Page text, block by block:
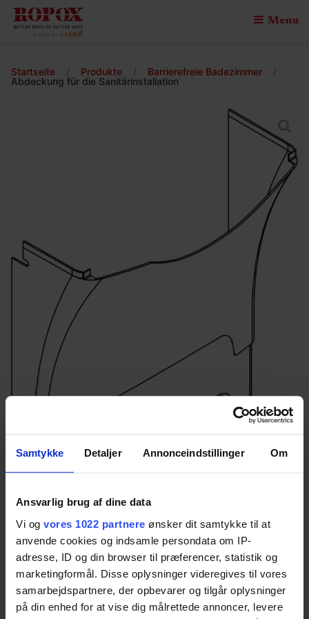
Samtykke Detaljer Annonceindstillinger Om
Ansvarlig brug af dine data
Vi og vores 1022 partnere ønsker dit samtykke til at
anvende cookies og indsamle persondata om IP-
adresse, ID og din browser til præferencer, statistik og
marketingformål. Disse oplysninger videregives til vores
samarbejdspartnere, der opbevarer og tilgår oplysninger
på din enhed for at vise dig målrettede annoncer, levere
Menu
Startseite / Produkte / Barrierefreie Badezimmer
/
Abdeckung für die Sanitärinstallation
Abdeckung für die
Sanitärinstallation